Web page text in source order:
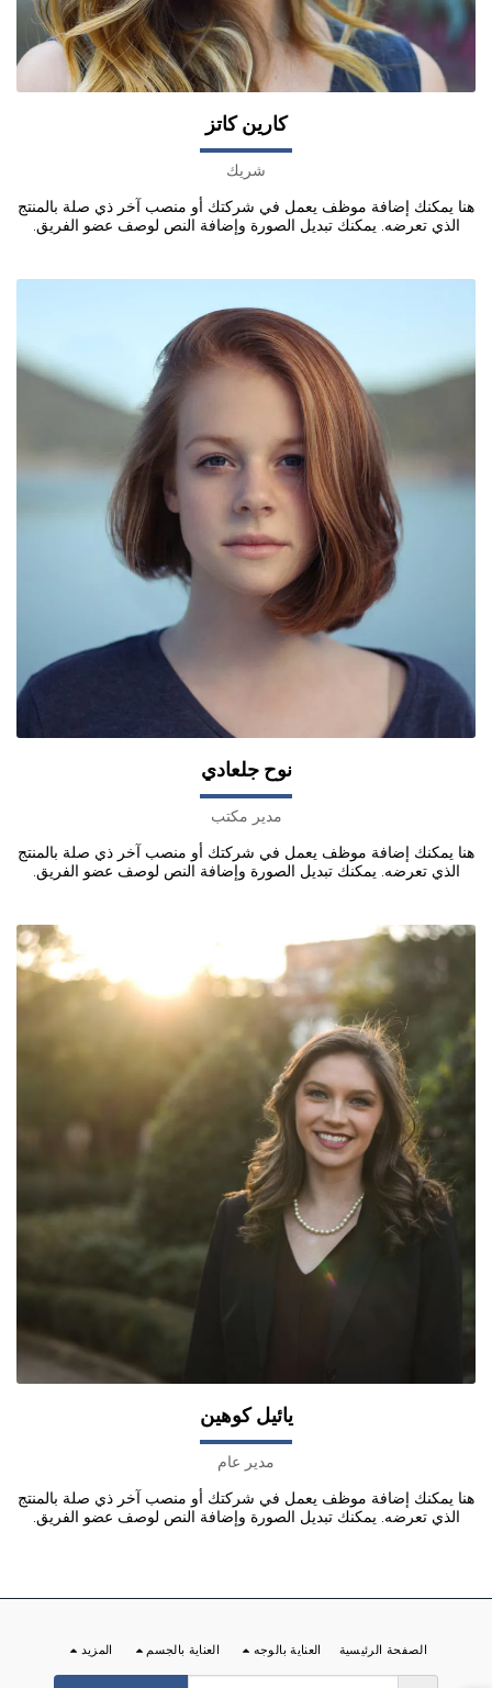
كارين كاتز
شريك
هنا يمكنك إضافة موظف يعمل في شركتك أو منصب آخر ذي صلة بالمنتج
الذي تعرضه. يمكنك تبديل الصورة وإضافة النص لوصف عضو الفريق.
نوح جلعادي
مدير مكتب
هنا يمكنك إضافة موظف يعمل في شركتك أو منصب آخر ذي صلة بالمنتج
الذي تعرضه. يمكنك تبديل الصورة وإضافة النص لوصف عضو الفريق.
يائيل كوهين
مدير عام
هنا يمكنك إضافة موظف يعمل في شركتك أو منصب آخر ذي صلة بالمنتج
الذي تعرضه. يمكنك تبديل الصورة وإضافة النص لوصف عضو الفريق.
الصفحة الرئيسية العناية بالوجه العناية بالجسم المزيد